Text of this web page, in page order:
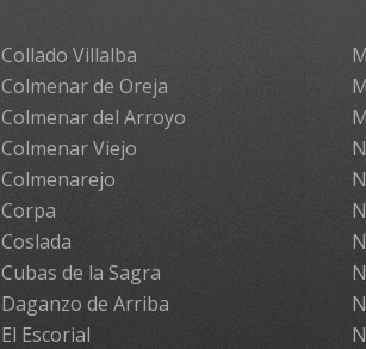
Collado Villalba
Colmenar de Oreja
Colmenar del Arroyo
Colmenar Viejo
Colmenarejo
Corpa
Coslada
Cubas de la Sagra
Daganzo de Arriba
El Escorial